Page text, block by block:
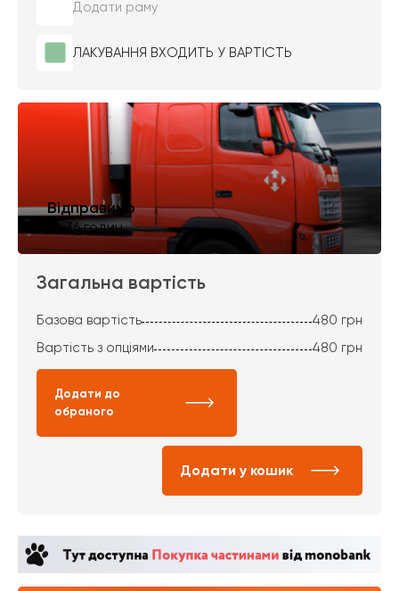
Додати раму
ЛАКУВАННЯ ВХОДИТЬ У ВАРТІСТЬ
Відправимо
за 36 годин
Загальна вартість
Базова вартість 480 грн
Вартість з опціями
480 грн
Додати до
обраного
Додати у кошик